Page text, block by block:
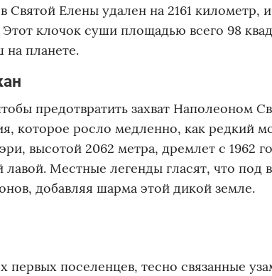
Елены удален на 2161 километр,
клочок суши площадью всего 98
планете.
предотвратить захват Наполеоном
которое росло медленно, как редкий
высотой 2062 метра, дремлет с 1962
Местные легенды гласят, что под
добавляя шарма этой дикой земле.
поселенцев, тесно связанные